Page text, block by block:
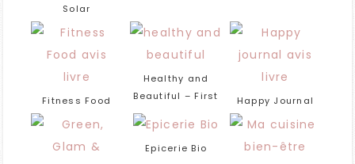
Solar
Fitness Food
Healthy and
Beautiful – First
Happy Journal
Epicerie Bio